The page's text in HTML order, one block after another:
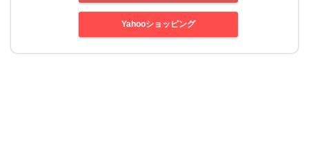
Yahooショッピング